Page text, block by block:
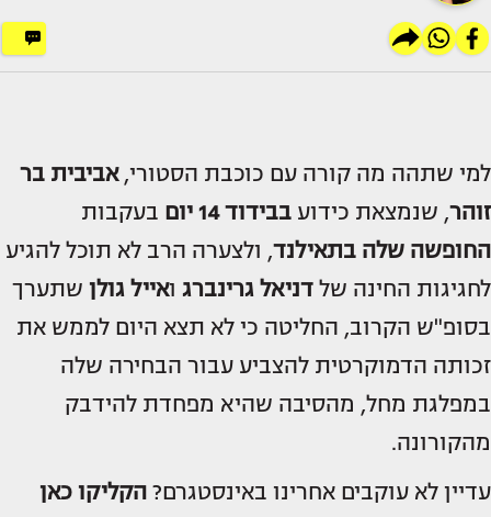
למי שתהה מה קורה עם כוכבת הסטורי,אביבית בר
זוהר, שנמצאת כידוע בבידוד 14 יום
בעקבות
החופשה שלה בתאילנד, ולצערה הרב לא תוכל להגיע
לחגיגות החינה של דניאל גרינברג ואייל גולן שתערך
בסופ"ש הקרוב, החליטה כי לא תצא היום לממש את
זכותה הדמוקרטית להצביע עבור הבחירה שלה
במפלגת מחל, מהסיבה שהיא מפחדת להידבק
מהקורונה.
עדיין לא עוקבים אחרינו באינסטגרם? הקליקו כאן